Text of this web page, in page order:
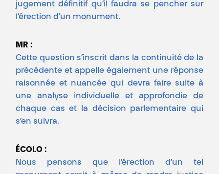
jugement définitif qu’il faudra se pencher sur
l’érection d’un monument.
MR :
Cette question s’inscrit dans la continuité de la
précédente et appelle également une réponse
raisonnée et nuancée qui devra faire suite à
une analyse individuelle et approfondie de
chaque cas et la décision parlementaire qui
s’en suivra.
ÉCOLO :
Nous pensons que l’érection d’un tel